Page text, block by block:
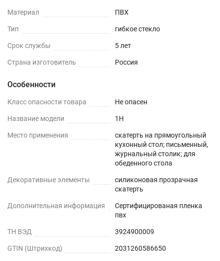
Шаг 1
Сразу после распаковки пленки может
присутствовать слабый быстро выветриваемый
запах. Перед использованием пленки, протрите
раствором.
максимум через 1-2 дня.
Уложите пленку заворачивающимися краями
требуется.
ИНСТРУКЦИЯ ПО УСТАНОВКЕ
При укладке на стеклянную, глянцевую или
Материал ПВХ
Тип гибкое стекло
Срок службы 5 лет
Страна изготовитель Россия
Особенности
Класс опасности товара Не опасен
Название модели 1H
Место применения
скатерть на прямоугольный
кухонный стол; письменный,
журнальный столик; для
обеденного стола
Декоративные элементы
силиконовая прозрачная
скатерть
Дополнительная информация
Сертифицированая пленка
пвх
ТН ВЭД 3924900009
GTIN (Штрихкод) 2031260586650